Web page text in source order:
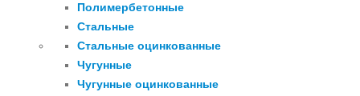
Полимербетонные
Стальные
Стальные оцинкованные
Чугунные
Чугунные оцинкованные